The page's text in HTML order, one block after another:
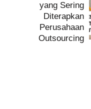
yang Sering
Diterapkan
Perusahaan
Outsourcing